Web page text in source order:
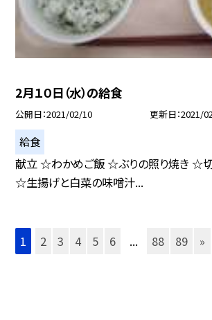
2月１０日（水）の給食
公開日 2021/02/10 更新日 2021/
給食
献立 ☆わかめご飯 ☆ぶりの照り焼き ☆
☆生揚げと白菜の味噌汁...
1 2 3 4 5 6 ... 88 89 »